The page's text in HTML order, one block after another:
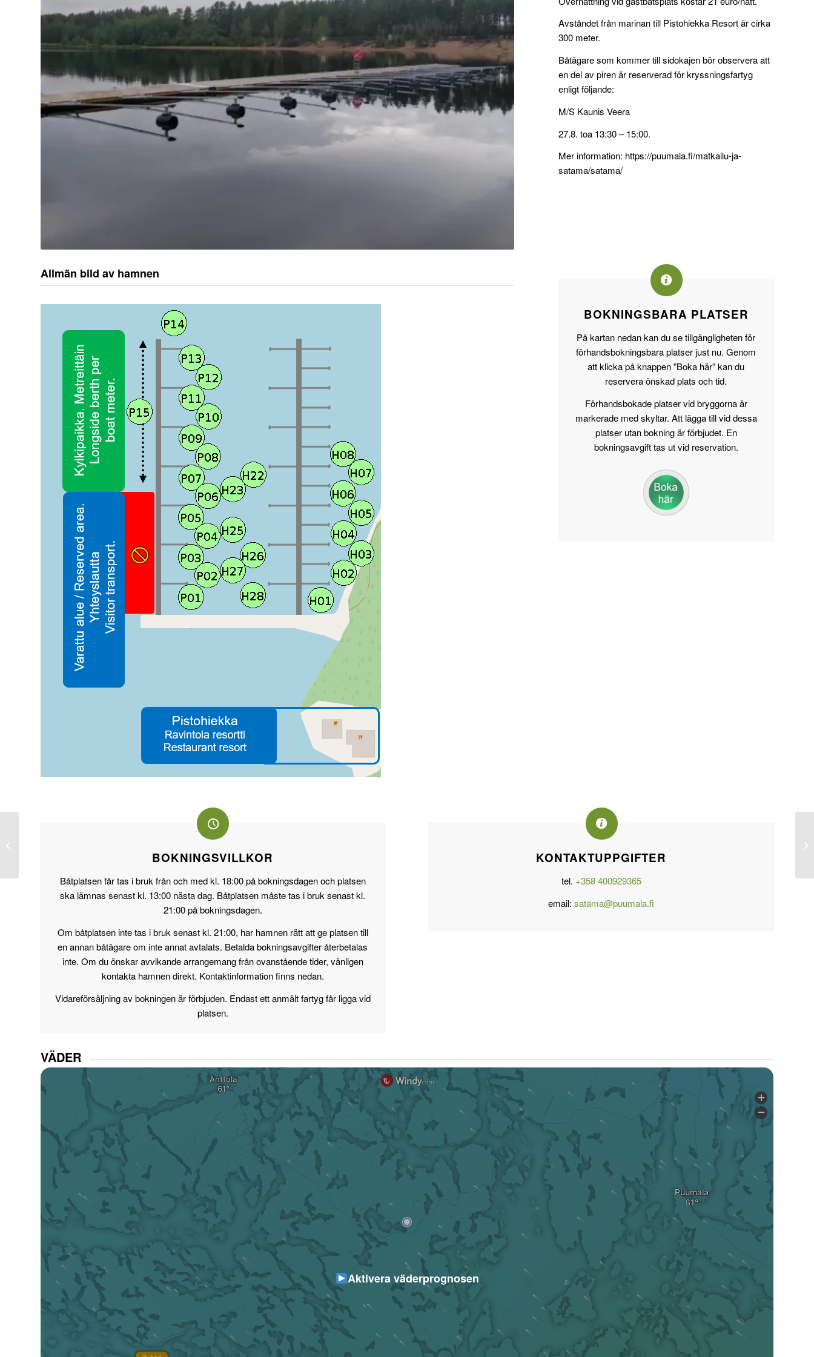
Avståndet från marinan till Pistohiekka Resort är cirka
300 meter.
Båtägare som kommer till sidokajen bör observera att
en del av piren är reserverad för kryssningsfartyg
enligt följande:
M/S Kaunis Veera
27.8. toa 13:30 – 15:00.
Mer information: https://puumala.fi/matkailu-ja-
satama/satama/
Allmän bild av hamnen
BOKNINGSBARA PLATSER
På kartan nedan kan du se tillgängligheten för
förhandsbokningsbara platser just nu. Genom
att klicka på knappen ”Boka här” kan du
reservera önskad plats och tid.
Förhandsbokade platser vid bryggorna är
markerade med skyltar. Att lägga till vid dessa
platser utan bokning är förbjudet. En
bokningsavgift tas ut vid reservation.
BOKNINGSVILLKOR
Båtplatsen får tas i bruk från och med kl. 18:00 på bokningsdagen och platsen
ska lämnas senast kl. 13:00 nästa dag. Båtplatsen måste tas i bruk senast kl.
21:00 på bokningsdagen.
Om båtplatsen inte tas i bruk senast kl. 21:00, har hamnen rätt att ge platsen till
en annan båtägare om inte annat avtalats. Betalda bokningsavgifter återbetalas
inte. Om du önskar avvikande arrangemang från ovanstående tider, vänligen
kontakta hamnen direkt. Kontaktinformation finns nedan.
Vidareförsäljning av bokningen är förbjuden. Endast ett anmält fartyg får ligga vid
platsen.
KONTAKTUPPGIFTER
tel. +358 400929365
email:satama@puumala.fi
VÄDER
Aktivera väderprognosen